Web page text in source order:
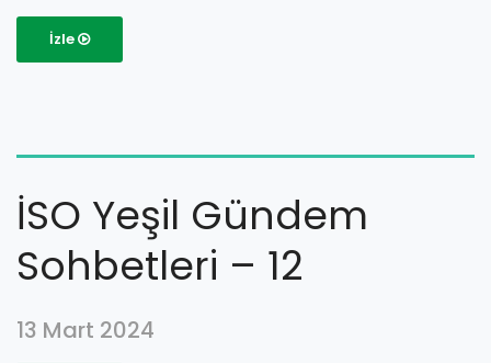
İzle
İSO Yeşil Gündem
Sohbetleri – 12
13 Mart 2024